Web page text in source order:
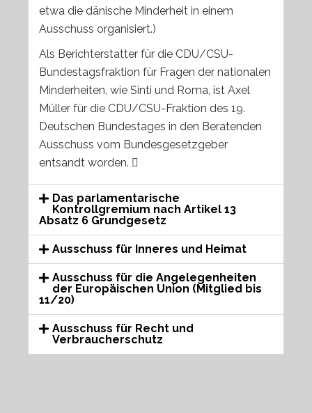
etwa die dänische Minderheit in einem
Ausschuss organisiert.)
Als Berichterstatter für die CDU/CSU-
Bundestagsfraktion für Fragen der nationalen
Minderheiten, wie Sinti und Roma, ist Axel
Müller für die CDU/CSU-Fraktion des 19.
Deutschen Bundestages in den Beratenden
Ausschuss vom Bundesgesetzgeber
entsandt worden. 
Das parlamentarische
Kontrollgremium nach Artikel 13
Absatz 6 Grundgesetz
Ausschuss für Inneres und Heimat
Ausschuss für die Angelegenheiten
der Europäischen Union (Mitglied bis
11/20)
Ausschuss für Recht und
Verbraucherschutz